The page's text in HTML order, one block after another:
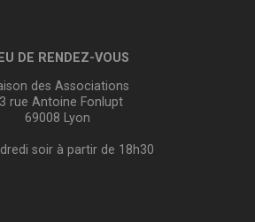
DE RENDEZ-VOUS
des Associations
rue Antoine Fonlupt
69008 Lyon
soir à partir de 18h30